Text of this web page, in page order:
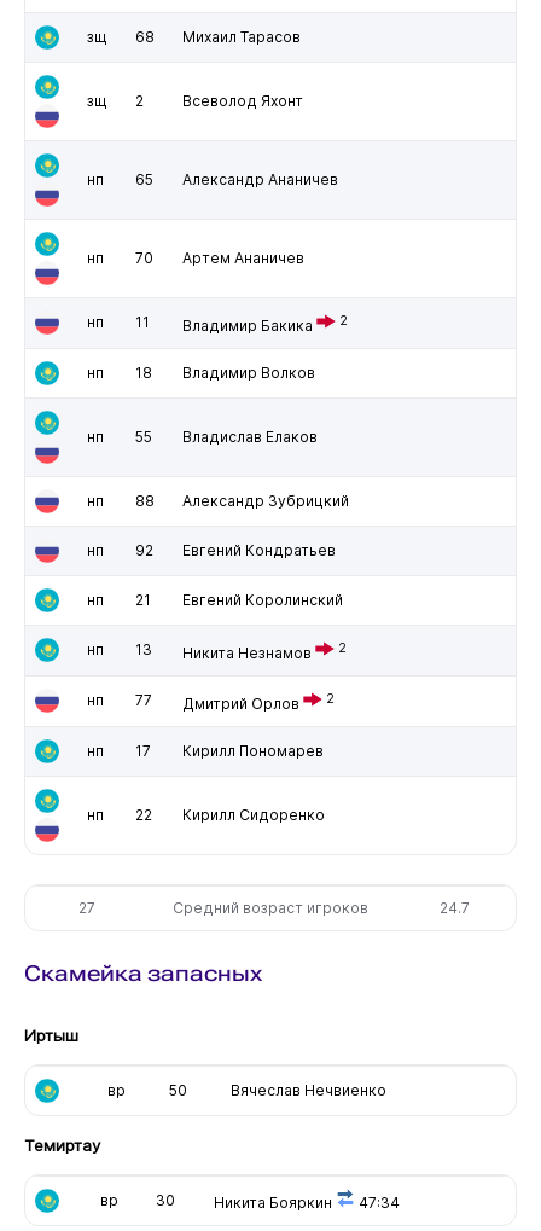
зщ 68 Михаил Тарасов
зщ 2 Всеволод Яхонт
нп 65 Александр Ананичев
нп 70 Артем Ананичев
нп 11 Владимир Бакика 2
нп 18 Владимир Волков
нп 55 Владислав Елаков
нп 88 Александр Зубрицкий
нп 92 Евгений Кондратьев
нп 21 Евгений Королинский
нп 13 Никита Незнамов 2
нп 77 Дмитрий Орлов 2
нп 17 Кирилл Пономарев
нп 22 Кирилл Сидоренко
27 Средний возраст игроков 24.7
Скамейка запасных
Иртыш
вр 50 Вячеслав Нечвиенко
Темиртау
вр 30 Никита Бояркин 47:34